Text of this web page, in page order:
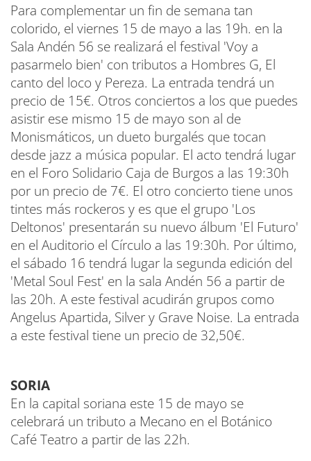
Para complementar un fin de semana tan
colorido, el viernes 15 de mayo a las 19h. en la
Sala Andén 56 se realizará el festival 'Voy a
pasarmelo bien' con tributos a Hombres G, El
canto del loco y Pereza. La entrada tendrá un
precio de 15€. Otros conciertos a los que puedes
asistir ese mismo 15 de mayo son al de
Monismáticos, un dueto burgalés que tocan
desde jazz a música popular. El acto tendrá lugar
en el Foro Solidario Caja de Burgos a las 19:30h
por un precio de 7€. El otro concierto tiene unos
tintes más rockeros y es que el grupo 'Los
Deltonos' presentarán su nuevo álbum 'El Futuro'
en el Auditorio el Círculo a las 19:30h. Por último,
el sábado 16 tendrá lugar la segunda edición del
'Metal Soul Fest' en la sala Andén 56 a partir de
las 20h. A este festival acudirán grupos como
Angelus Apartida, Silver y Grave Noise. La entrada
a este festival tiene un precio de 32,50€.
SORIA
En la capital soriana este 15 de mayo se
celebrará un tributo a Mecano en el Botánico
Café Teatro a partir de las 22h.